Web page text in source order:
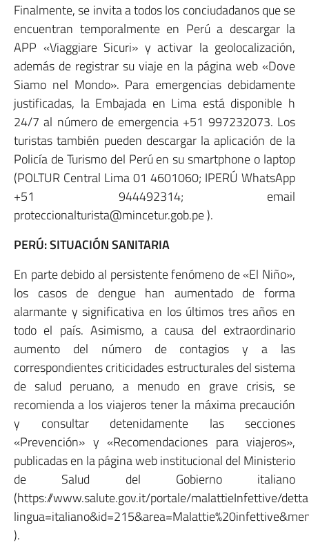
Finalmente, se invita a todos los conciudadanos que se
encuentran temporalmente en Perú a descargar la
APP «Viaggiare Sicuri» y activar la geolocalización,
además de registrar su viaje en la página web «Dove
Siamo nel Mondo». Para emergencias debidamente
justificadas, la Embajada en Lima está disponible h
24/7 al número de emergencia +51 997232073. Los
turistas también pueden descargar la aplicación de la
Policía de Turismo del Perú en su smartphone o laptop
(POLTUR Central Lima 01 4601060; IPERÚ WhatsApp
+51 944492314; email
proteccionalturista@mincetur.gob.pe ).
PERÚ: SITUACIÓN SANITARIA
En parte debido al persistente fenómeno de «El Niño»,
los casos de dengue han aumentado de forma
alarmante y significativa en los últimos tres años en
todo el país. Asimismo, a causa del extraordinario
aumento del número de contagios y a las
correspondientes criticidades estructurales del sistema
de salud peruano, a menudo en grave crisis, se
recomienda a los viajeros tener la máxima precaución
y consultar detenidamente las secciones
«Prevención» y «Recomendaciones para viajeros»,
publicadas en la página web institucional del Ministerio
de Salud del Gobierno italiano
(https://www.salute.gov.it/portale/malattieInfettive/
).